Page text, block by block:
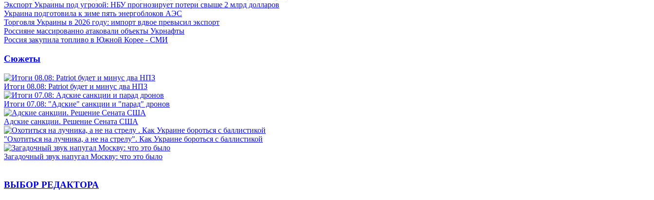
Экспорт Украины под угрозой: НБУ прогнозирует потери свыше 2 млрд долларов
Украина подготовила к зиме пять энергоблоков АЭС
Торговля Украины в 2026 году: импорт вдвое превысил экспорт
Россияне массированно атаковали объекты Укрнафты
Россия закупила топливо в Южной Корее - СМИ
Сюжеты
Итоги 08.08: Patriot будет и минус два НПЗ
Итоги 07.08: "Адские" санкции и "парад" дронов
Адские санкции. Решение Сената США
"Охотиться на лучника, а не на стрелу". Как Украине бороться с баллистикой
Загадочный звук напугал Москву: что это было
ВЫБОР РЕДАКТОРА